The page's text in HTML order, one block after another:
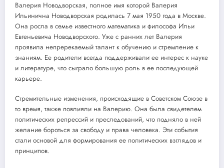
Валерия Новодворская, полное имя которой Валерия
Ильинична Новодворская родилась 7 мая 1950 года в Москве.
Она росла в семье известного математика и философа Ильи
Евгеньевича Новодворского. Уже с ранних лет Валерия
проявила непререкаемый талант к обучению и стремление к
знаниям. Ее родители всегда поддерживали ее интерес к науке
и литературе, что сыграло большую роль в ее последующей
карьере.
Стремительные изменения, происходящие в Советском Союзе в
то время, также повлияли на Валерию. Она была свидетелем
политических репрессий и преследований, что подняло в ней
желание бороться за свободу и права человека. Эти события
стали основой для формирования ее политических взглядов и
принципов.